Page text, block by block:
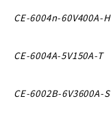
CE-6004n-60V400A-H
CE-6004A-5V150A-T
CE-6002B-6V3600A-S